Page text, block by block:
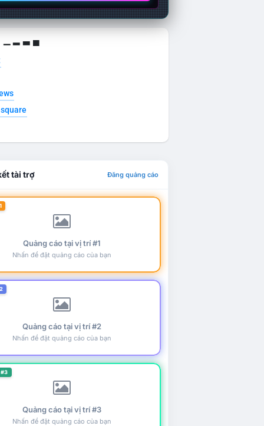
▁ ▂ ▃ ▄
tài trợ Đăng quảng cáo
Quảng cáo tại vị trí #1
Nhấn để đặt quảng cáo của bạn
Quảng cáo tại vị trí #2
Nhấn để đặt quảng cáo của bạn
Quảng cáo tại vị trí #3
Nhấn để đặt quảng cáo của bạn